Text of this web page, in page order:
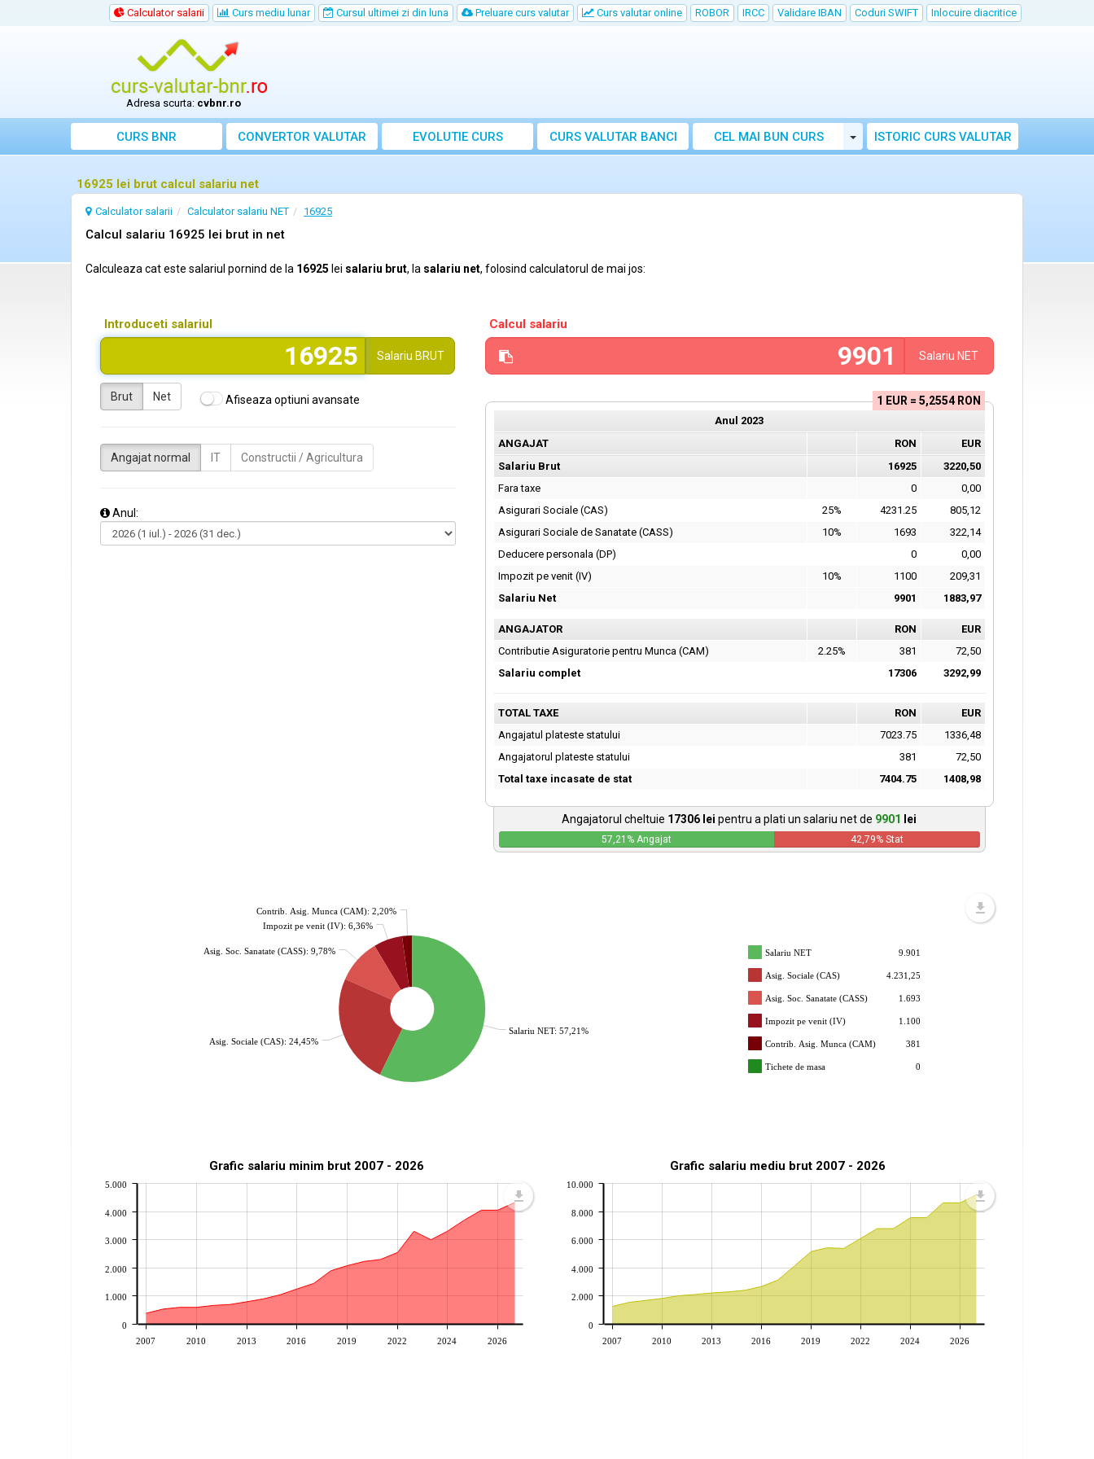
Calculator salarii Curs mediu lunar Cursul ultimei zi din luna Preluare curs valutar Curs valutar online ROBOR IRCC Validare IBAN Coduri SWIFT Inlocuire diacritice
Adresa scurta: cvbnr.ro
CURS BNR CONVERTOR VALUTAR EVOLUTIE CURS CURS VALUTAR BANCI CEL MAI BUN CURS Toggle Dropdown
ISTORIC CURS VALUTAR
16925 lei brut calcul salariu net
Calculator salarii Calculator salariu NET 16925
Calcul salariu 16925 lei brut in net
Calculeaza cat este salariul pornind de la 16925 lei salariu brut, la salariu net, folosind calculatorul de mai jos:
Introduceti salariul
Salariu BRUT
Brut Net Afiseaza optiuni avansate
Angajat normal IT Constructii / Agricultura
Anul:
Calcul salariu
Salariu NET
1 EUR = 5,2554 RON
Anul 2023
ANGAJAT
RON
EUR
Salariu Brut
16925
3220,50
Fara taxe
0
0,00
Asigurari Sociale (CAS)
25% 4231.25
805,12
Asigurari Sociale de Sanatate (CASS)
10% 1693
322,14
Deducere personala (DP)
0
0,00
Impozit pe venit (IV)
10% 1100
209,31
Salariu Net
9901 1883,97
ANGAJATOR RON
EUR
Contributie Asiguratorie pentru Munca (CAM)
2.25% 381
72,50
Salariu complet
17306 3292,99
TOTAL TAXE RON
EUR
Angajatul plateste statului
7023.75
1336,48
Angajatorul plateste statului
381
72,50
Total taxe incasate de stat
7404.75 1408,98
Angajatorul cheltuie 17306 lei pentru a plati un salariu net de 9901 lei
57,21 % Angajat 42,79% Stat
Salariu NET: 57,21%
Asig. Sociale (CAS): 24,45%
Asig. Soc. Sanatate (CASS): 9,78%
Impozit pe venit (IV): 6,36%
Contrib. Asig. Munca (CAM): 2,20%
Salariu NET 9.901
Asig. Sociale (CAS) 4.231,25
Asig. Soc. Sanatate (CASS) 1.693
Impozit pe venit (IV) 1.100
Contrib. Asig. Munca (CAM) 381
Tichete de masa 0
Grafic salariu minim brut 2007 - 2026
2007 2010 2013 2016 2019 2022 2024 2026
0
1.000
2.000
3.000
4.000
5.000
Grafic salariu mediu brut 2007 - 2026
2007 2010 2013 2016 2019 2022 2024 2026
0
2.000
4.000
6.000
8.000
10.000